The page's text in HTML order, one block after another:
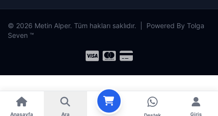
© 2026 Metin Alper. Tüm hakları saklıdır. | Powered By Tolga
Seven ™
Anasayfa Ara Giriş